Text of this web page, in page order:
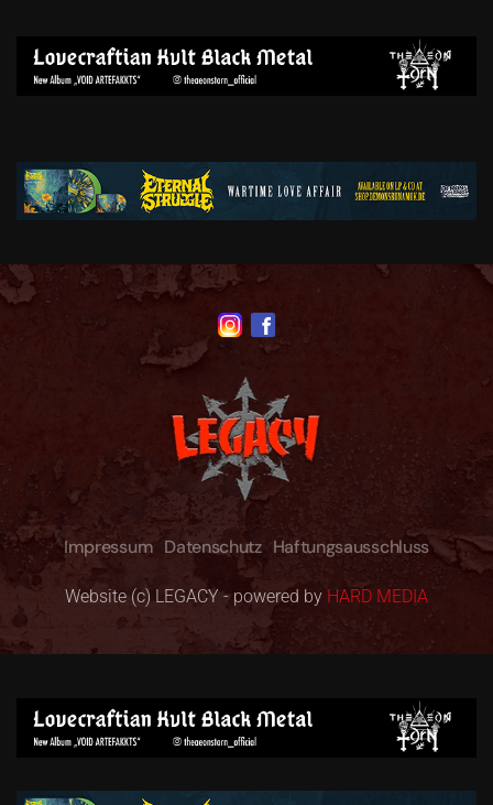
Impressum Datenschutz Haftungsausschluss
Website (c) LEGACY - powered by HARD MEDIA